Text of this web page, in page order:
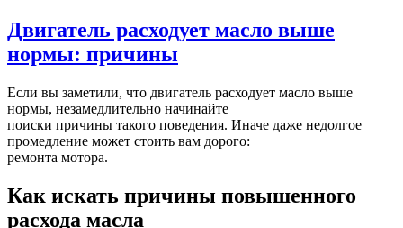
Двигатель расходует масло выше
нормы: причины
Если вы заметили, что двигатель расходует масло выше
нормы, незамедлительно начинайте
поиски причины такого поведения. Иначе даже недолгое
промедление может стоить вам дорого:
ремонта мотора.
Как искать причины повышенного
расхода масла